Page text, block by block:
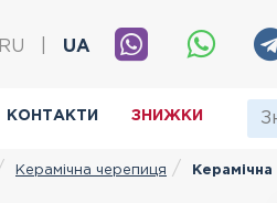
RU UA
КОНТАКТИ ЗНИЖКИ
Керамічна черепиця